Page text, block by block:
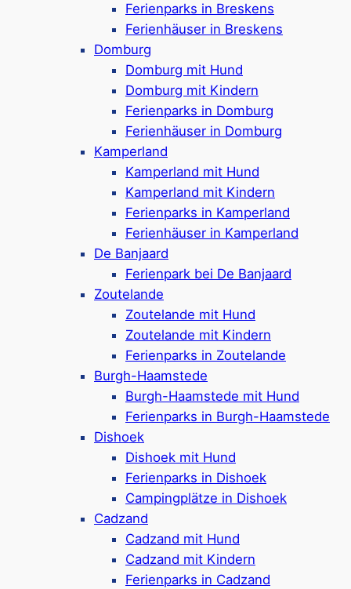
Ferienparks in Breskens
Ferienhäuser in Breskens
Domburg
Domburg mit Hund
Domburg mit Kindern
Ferienparks in Domburg
Ferienhäuser in Domburg
Kamperland
Kamperland mit Hund
Kamperland mit Kindern
Ferienparks in Kamperland
Ferienhäuser in Kamperland
De Banjaard
Ferienpark bei De Banjaard
Zoutelande
Zoutelande mit Hund
Zoutelande mit Kindern
Ferienparks in Zoutelande
Burgh-Haamstede
Burgh-Haamstede mit Hund
Ferienparks in Burgh-Haamstede
Dishoek
Dishoek mit Hund
Ferienparks in Dishoek
Campingplätze in Dishoek
Cadzand
Cadzand mit Hund
Cadzand mit Kindern
Ferienparks in Cadzand
Mehr ansehen
Zierikzee
Tauchen Sie ein in die zeitlose Eleganz
Zierikzee– ein malerisches
Städtchen mit gemütlichen Gassen,
prachtvollen Gebäuden und einer
fesselnden maritimen Geschichte, die
es zu entdecken gilt.
Mehr ansehen
Breskens
Besuchen Sie
charmanten Badeort in Zeeland, wo
Sie die weitläufigen Strände,
historische Leuchttürme, das
traditionelle Fischerleben sowie
zahlreiche Freizeitmöglichkeiten
genießen können!